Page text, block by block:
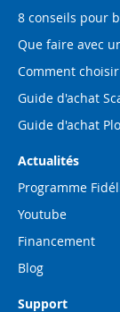
8 conseils pour
Que faire avec
Comment
Guide d'achat
Guide d'achat
Actualités
Programme
Youtube
Financement
Blog
Support